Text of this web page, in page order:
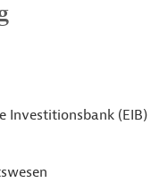
Investitionsbank (EIB)